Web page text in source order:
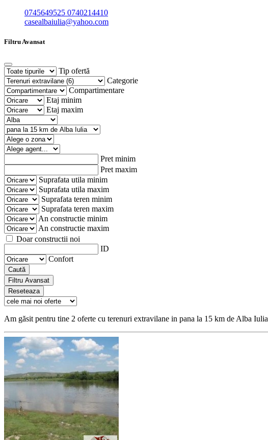
0745649525 0740214410
casealbaiulia@yahoo.com
Filtru Avansat
Tip ofertă
Categorie
Compartimentare
Etaj minim
Etaj maxim
Pret minim
Pret maxim
Suprafata utila minim
Suprafata utila maxim
Suprafata teren minim
Suprafata teren maxim
An constructie minim
An constructie maxim
Doar constructii noi
ID
Confort
Caută
Filtru Avansat
Reseteaza
Am găsit pentru tine 2 oferte cu terenuri extravilane in pana la 15 km de Alba Iulia